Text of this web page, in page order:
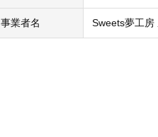
事業者名 Sweets夢工房